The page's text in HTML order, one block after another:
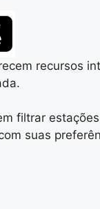
recursos
filtrar
suas